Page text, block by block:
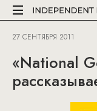
27 СЕНТЯБРЯ 2011
«National